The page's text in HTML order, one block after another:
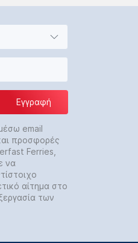
Εγγραφή
email
προσφορές
Ferries,
να
αίτημα στο
των